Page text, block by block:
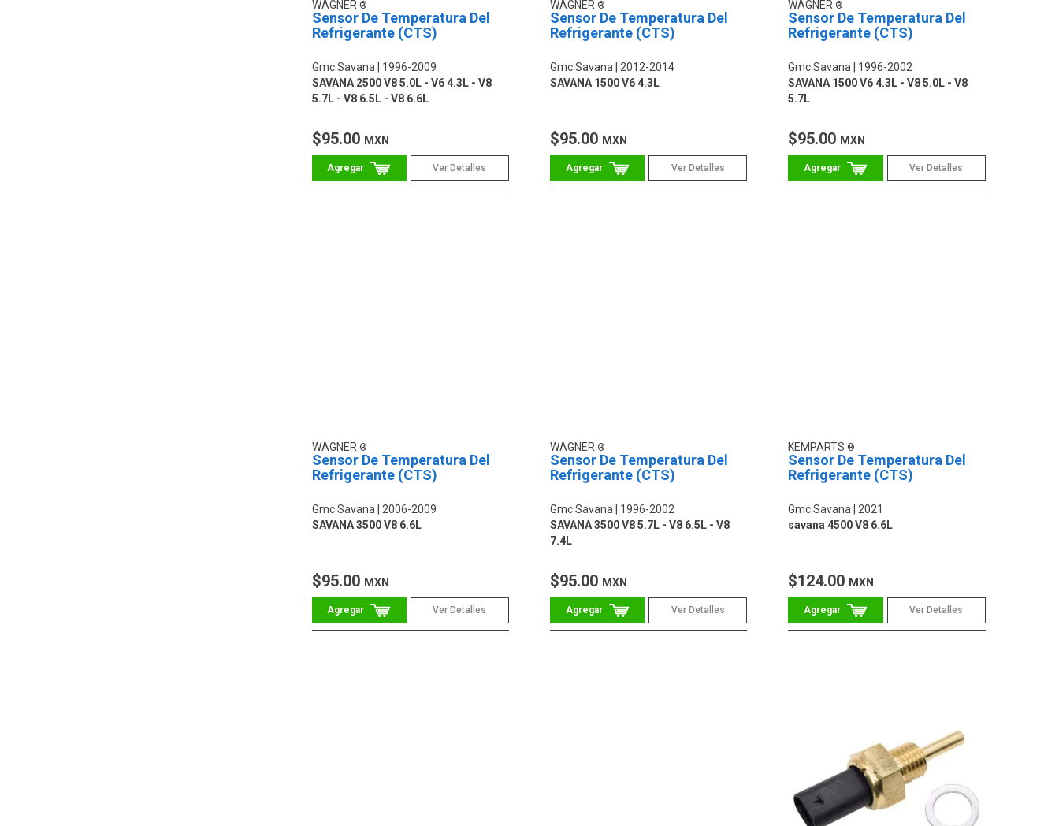
WAGNER
Sensor De Temperatura Del
Refrigerante (CTS)
Gmc Savana
1996-2009
SAVANA 2500 V8 5.0L - V6 4.3L - V8
5.7L - V8 6.5L - V8 6.6L
$95.00 MXN
Ver Detalles
WAGNER
Sensor De Temperatura Del
Refrigerante (CTS)
Gmc Savana
2012-2014
SAVANA 1500 V6 4.3L
$95.00 MXN
Ver Detalles
WAGNER
Sensor De Temperatura Del
Refrigerante (CTS)
Gmc Savana
1996-2002
SAVANA 1500 V6 4.3L - V8 5.0L - V8
5.7L
$95.00 MXN
Ver Detalles
WAGNER
Sensor De Temperatura Del
Refrigerante (CTS)
Gmc Savana 2006-2009
SAVANA 3500 V8 6.6L
$95.00 MXN
Ver Detalles
WAGNER
Sensor De Temperatura Del
Refrigerante (CTS)
Gmc Savana
1996-2002
SAVANA 3500 V8 5.7L - V8 6.5L - V8
7.4L
$95.00 MXN
Ver Detalles
KEMPARTS
Sensor De Temperatura Del
Refrigerante (CTS)
Gmc Savana 2021
savana 4500 V8 6.6L
$124.00 MXN
Ver Detalles